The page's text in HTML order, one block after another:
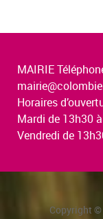
MAIRIE
Horaires
Mardi de 13h30
Vendredi de
Copyright